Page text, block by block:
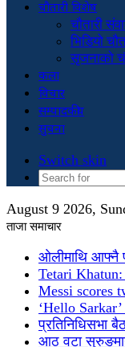
चौतारी विशेष
चौतारी
भिडियो
सृजनाको
कला
विचार
सम्पादकीय
सुचना
Switch skin
August 9 2026,
ताजा समाचार
ओलीमाथि आफ्नै
Tetari
Messi scores
‘Hello
प्रतिनिधिसभा
आठ वटा